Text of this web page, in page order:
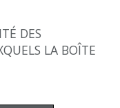
DES
LA BOÎTE